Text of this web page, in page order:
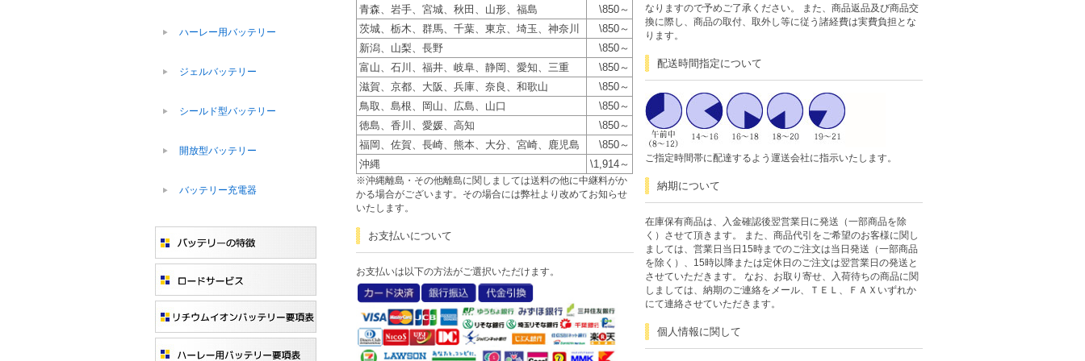
青森、岩手、宮城、秋田、山形、福島
\850～
茨城、栃木、群馬、千葉、東京、埼玉、神奈川
\850～
新潟、山梨、長野
\850～
富山、石川、福井、岐阜、静岡、愛知、三重
\850～
滋賀、京都、大阪、兵庫、奈良、和歌山
\850～
鳥取、島根、岡山、広島、山口
\850～
徳島、香川、愛媛、高知
\850～
福岡、佐賀、長崎、熊本、大分、宮崎、鹿児島
\850～
沖縄
\1,914～
※沖縄離島・その他離島に関しましては送料の他に中継料がか
かる場合がございます。その場合には弊社より改めてお知らせ
いたします。
お支払いについて
お支払いは以下の方法がご選択いただけます。
なりますので予めご了承ください。 また、商品返品及び商品交
換に際し、商品の取付、取外し等に従う諸経費は実費負担とな
ります。
配送時間指定について
ご指定時間帯に配達するよう運送会社に指示いたします。
納期について
在庫保有商品は、入金確認後翌営業日に発送（一部商品を除
く）させて頂きます。 また、商品代引をご希望のお客様に関し
ましては、営業日当日15時までのご注文は当日発送（一部商品
を除く）、15時以降または定休日のご注文は翌営業日の発送と
させていただきます。 なお、お取り寄せ、入荷待ちの商品に関
しましては、納期のご連絡をメール、ＴＥＬ、ＦＡＸいずれか
にて連絡させていただきます。
個人情報に関して
ハーレー用バッテリー
ジェルバッテリー
シールド型バッテリー
開放型バッテリー
バッテリー充電器